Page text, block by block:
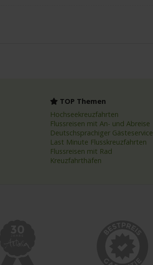
TOP Themen
Hochseekreuzfahrten
Flussreisen mit An- und Abreise
Deutschsprachiger Gästeservice
Last Minute Flusskreuzfahrten
Flussreisen mit Rad
Kreuzfahrthäfen